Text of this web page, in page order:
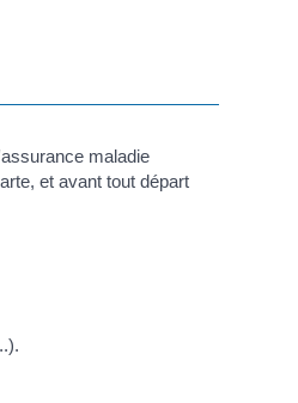
maladie
et avant tout départ